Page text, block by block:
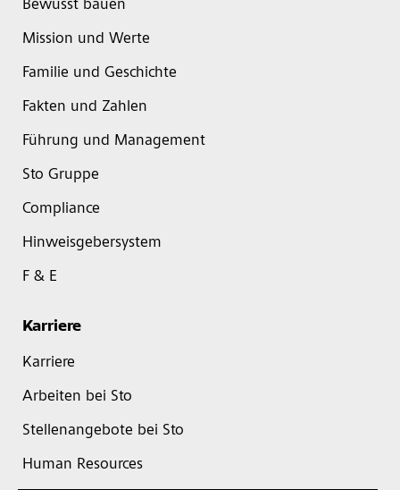
Bewusst bauen
Mission und Werte
Familie und Geschichte
Fakten und Zahlen
Führung und Management
Sto Gruppe
Compliance
Hinweisgebersystem
F & E
Karriere
Karriere
Arbeiten bei Sto
Stellenangebote bei Sto
Human Resources